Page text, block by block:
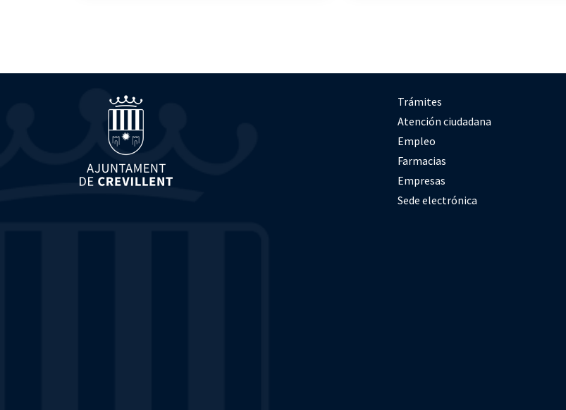
Trámites
Atención ciudadana
Empleo
Farmacias
Empresas
Sede electrónica